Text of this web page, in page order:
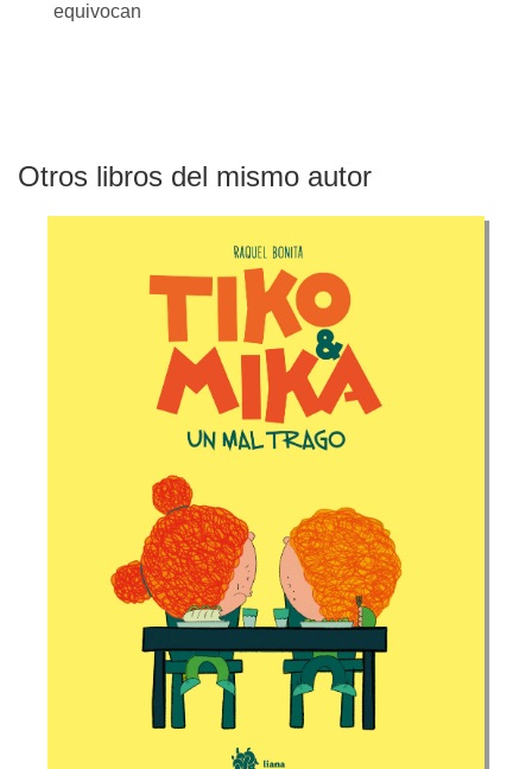
equivocan
Otros libros del mismo autor